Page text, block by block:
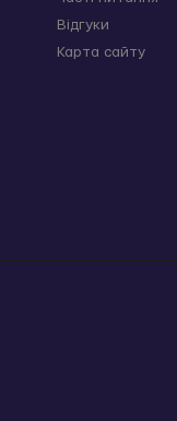
Відгуки
Карта сайту